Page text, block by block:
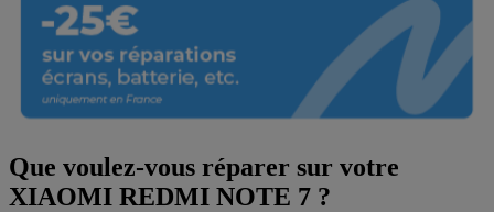
Que voulez-vous réparer sur votre
XIAOMI REDMI NOTE 7 ?